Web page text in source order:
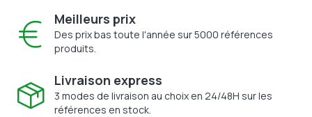
Meilleurs prix
Des prix bas toute l'année sur 5000 références
produits.
Livraison express
3 modes de livraison au choix en 24/48H sur les
références en stock.